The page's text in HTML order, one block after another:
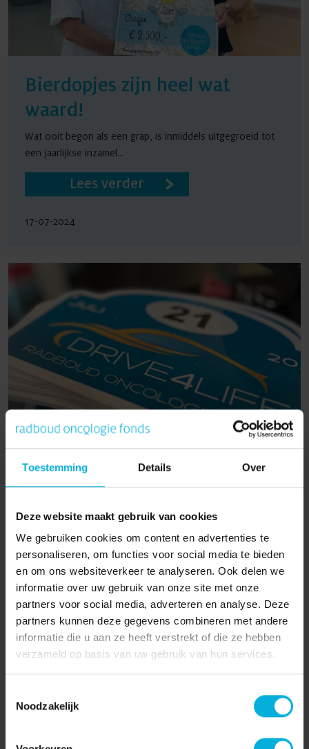
Toestemming Details Over
Deze website maakt gebruik van cookies
We gebruiken cookies om content en advertenties te
personaliseren, om functies voor social media te bieden
en om ons websiteverkeer te analyseren. Ook delen we
informatie over uw gebruik van onze site met onze
partners voor social media, adverteren en analyse. Deze
partners kunnen deze gegevens combineren met andere
informatie die u aan ze heeft verstrekt of die ze hebben
verzameld op basis van uw gebruik van hun services.
Noodzakelijk
Bierdopjes zijn heel wat
waard!
Wat ooit begon als een grap, is inmiddels uitgegroeid tot
een jaarlijkse inzamel...
Lees verder
17-07-2024
Drive4Life rally wederom een
groot succes!
start bij Porsche Centrum...
Lees verder
11-07-2024